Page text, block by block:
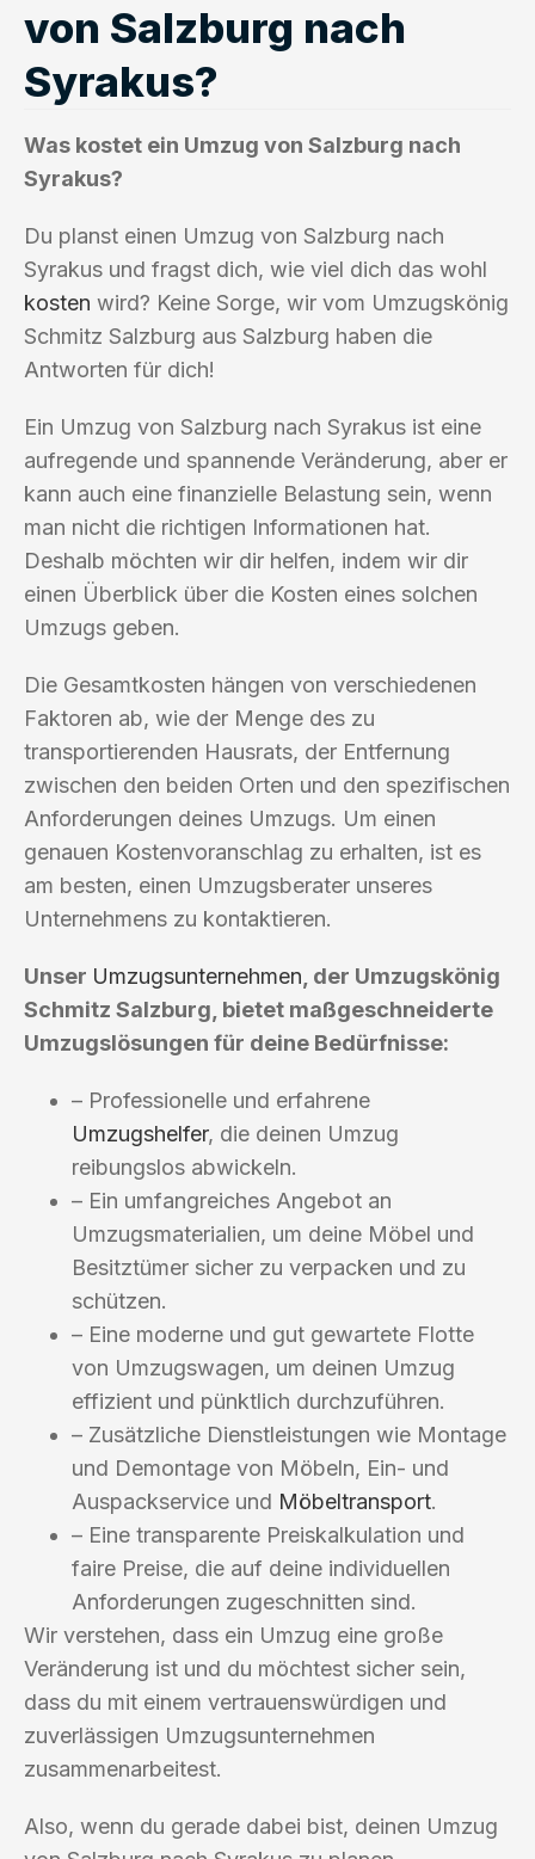
von Salzburg nach
Syrakus?
Was kostet ein Umzug von Salzburg nach
Syrakus?
Du planst einen Umzug von Salzburg nach
Syrakus und fragst dich, wie viel dich das wohl
kosten wird? Keine Sorge, wir vom Umzugskönig
Schmitz Salzburg aus Salzburg haben die
Antworten für dich!
Ein Umzug von Salzburg nach Syrakus ist eine
aufregende und spannende Veränderung, aber er
kann auch eine finanzielle Belastung sein, wenn
man nicht die richtigen Informationen hat.
Deshalb möchten wir dir helfen, indem wir dir
einen Überblick über die Kosten eines solchen
Umzugs geben.
Die Gesamtkosten hängen von verschiedenen
Faktoren ab, wie der Menge des zu
transportierenden Hausrats, der Entfernung
zwischen den beiden Orten und den spezifischen
Anforderungen deines Umzugs. Um einen
genauen Kostenvoranschlag zu erhalten, ist es
am besten, einen Umzugsberater unseres
Unternehmens zu kontaktieren.
Unser Umzugsunternehmen , der Umzugskönig
Schmitz Salzburg, bietet maßgeschneiderte
Umzugslösungen für deine Bedürfnisse:
– Professionelle und erfahrene
Umzugshelfer, die deinen Umzug
reibungslos abwickeln.
– Ein umfangreiches Angebot an
Umzugsmaterialien, um deine Möbel und
Besitztümer sicher zu verpacken und zu
schützen.
– Eine moderne und gut gewartete Flotte
von Umzugswagen, um deinen Umzug
effizient und pünktlich durchzuführen.
– Zusätzliche Dienstleistungen wie Montage
und Demontage von Möbeln, Ein- und
Auspackservice und Möbeltransport.
– Eine transparente Preiskalkulation und
faire Preise, die auf deine individuellen
Anforderungen zugeschnitten sind.
Wir verstehen, dass ein Umzug eine große
Veränderung ist und du möchtest sicher sein,
dass du mit einem vertrauenswürdigen und
zuverlässigen Umzugsunternehmen
zusammenarbeitest.
Also, wenn du gerade dabei bist, deinen Umzug